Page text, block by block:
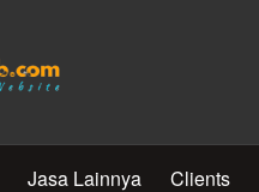
Jasa Lainnya Clients